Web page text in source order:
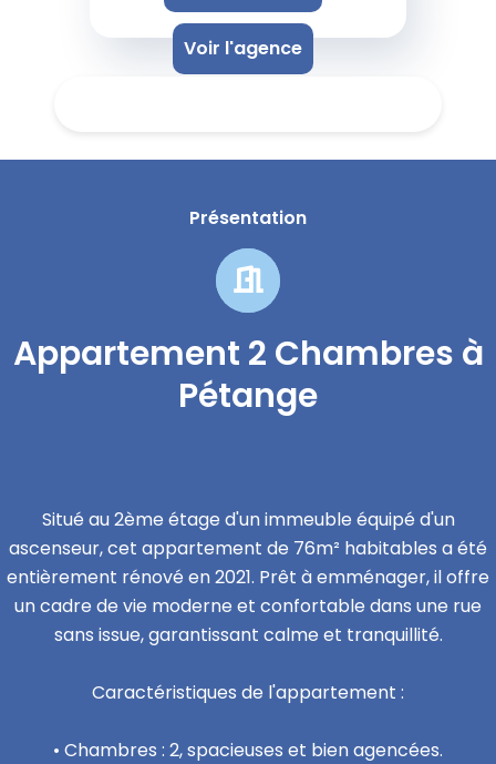
Voir l'agence
Présentation
Appartement 2 Chambres à
Pétange
Situé au 2ème étage d'un immeuble équipé d'un
ascenseur, cet appartement de 76m² habitables a été
entièrement rénové en 2021. Prêt à emménager, il offre
un cadre de vie moderne et confortable dans une rue
sans issue, garantissant calme et tranquillité.
Caractéristiques de l'appartement :
• Chambres : 2, spacieuses et bien agencées.